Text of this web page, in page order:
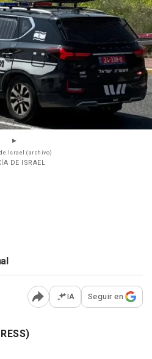
Israel (archivo)
DE ISRAEL
Abrir opciones para
IA Seguir en